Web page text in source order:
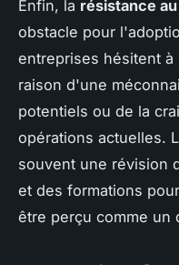
Enfin, la résistance
obstacle pour
entreprises hésitent
raison d'une
potentiels ou de la
opérations actuelles.
souvent une révision
et des formations
être perçu comme un